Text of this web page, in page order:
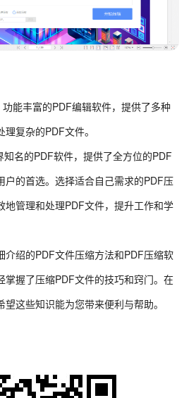
能丰富的PDF编辑软件，提供了多种
复杂的PDF文件。
名的PDF软件，提供了全方位的PDF
户的首选。选择适合自己需求的PDF压
地管理和处理PDF文件，提升工作和学
介绍的PDF文件压缩方法和PDF压缩软
掌握了压缩PDF文件的技巧和窍门。在
这些知识能为您带来便利与帮助。